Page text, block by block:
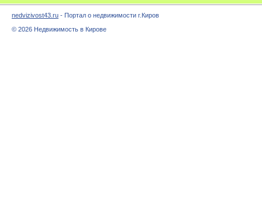
nedvizivost43.ru - Портал о недвижимости г.Киров
© 2026 Недвижимость в Кирове